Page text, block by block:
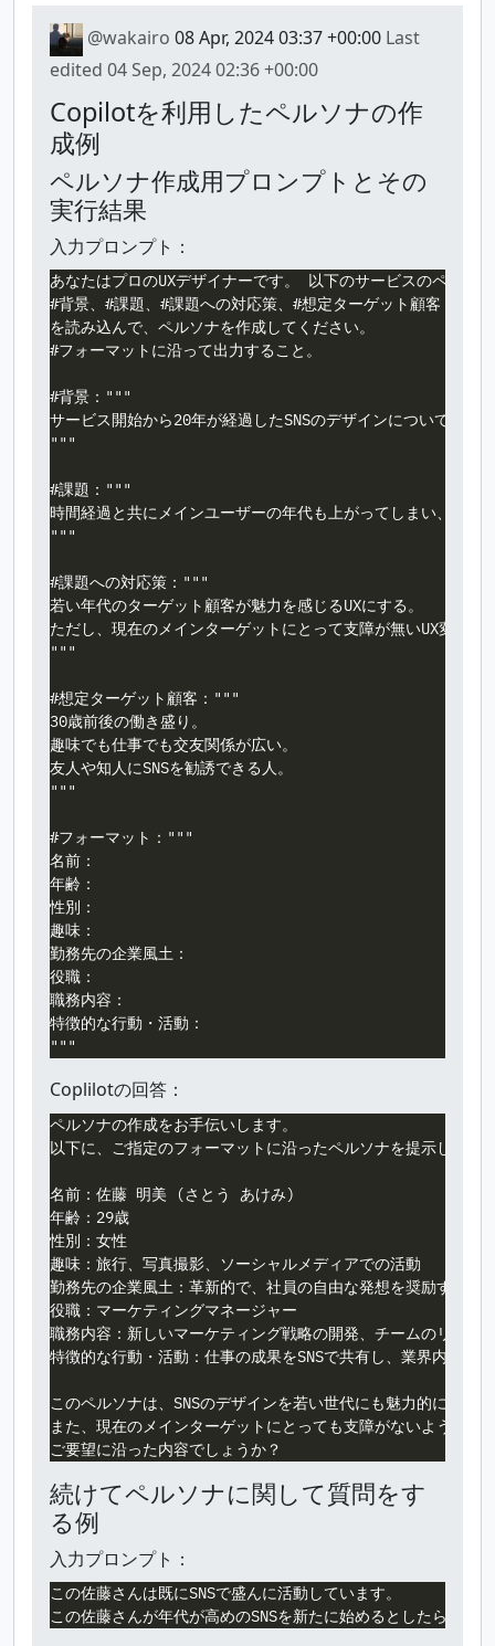
@wakairo 08 Apr, 2024 03:37 +00:00 Last
edited 04 Sep, 2024 02:36 +00:00
Copilotを利用したペルソナの作
成例
ペルソナ作成用プロンプトとその
実行結果
入力プロンプト：
あなたはプロのUXデザイナーです。 以下のサービスのペルソ
#背景、#課題、#課題への対応策、#想定ターゲット顧客
を読み込んで、ペルソナを作成してください。
#フォーマットに沿って出力すること。
#背景："""
サービス開始から20年が経過したSNSのデザインについてメジ
"""
#課題："""
時間経過と共にメインユーザーの年代も上がってしまい、若い
"""
#課題への対応策："""
若い年代のターゲット顧客が魅力を感じるUXにする。
ただし、現在のメインターゲットにとって支障が無いUX変更の
"""
#想定ターゲット顧客："""
30歳前後の働き盛り。
趣味でも仕事でも交友関係が広い。
友人や知人にSNSを勧誘できる人。
"""
#フォーマット："""
名前：
年齢：
性別：
趣味：
勤務先の企業風土：
役職：
職務内容：
特徴的な行動・活動：
Coplilotの回答：
ペルソナの作成をお手伝いします。
以下に、ご指定のフォーマットに沿ったペルソナを提示します
名前：佐藤 明美 (さとう あけみ)
年齢：29歳
性別：女性
趣味：旅行、写真撮影、ソーシャルメディアでの活動
勤務先の企業風土：革新的で、社員の自由な発想を奨励するIT
役職：マーケティングマネージャー
職務内容：新しいマーケティング戦略の開発、チームのリード
特徴的な行動・活動：仕事の成果をSNSで共有し、業界内外の
このペルソナは、SNSのデザインを若い世代にも魅力的に感じ
また、現在のメインターゲットにとっても支障がないような
続けてペルソナに関して質問をす
る例
入力プロンプト：
この佐藤さんは既にSNSで盛んに活動しています。